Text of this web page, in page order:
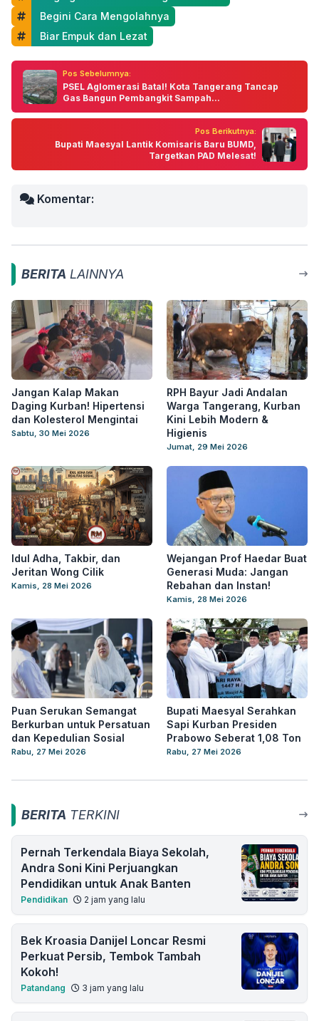
Begini Cara Mengolahnya
Biar Empuk dan Lezat
Pos Sebelumnya:
PSEL Aglomerasi Batal! Kota Tangerang Tancap
Gas Bangun Pembangkit Sampah...
Pos Berikutnya:
Bupati Maesyal Lantik Komisaris Baru BUMD,
Targetkan PAD Melesat!
Komentar:
BERITA LAINNYA
Jangan Kalap Makan
Daging Kurban! Hipertensi
dan Kolesterol Mengintai
Sabtu, 30 Mei 2026
RPH Bayur Jadi Andalan
Warga Tangerang, Kurban
Kini Lebih Modern &
Higienis
Jumat, 29 Mei 2026
Idul Adha, Takbir, dan
Jeritan Wong Cilik
Kamis, 28 Mei 2026
Wejangan Prof Haedar Buat
Generasi Muda: Jangan
Rebahan dan Instan!
Kamis, 28 Mei 2026
Puan Serukan Semangat
Berkurban untuk Persatuan
dan Kepedulian Sosial
Rabu, 27 Mei 2026
Bupati Maesyal Serahkan
Sapi Kurban Presiden
Prabowo Seberat 1,08 Ton
Rabu, 27 Mei 2026
BERITA TERKINI
Pernah Terkendala Biaya Sekolah,
Andra Soni Kini Perjuangkan
Pendidikan untuk Anak Banten
Pendidikan 2 jam yang lalu
Bek Kroasia Danijel Loncar Resmi
Perkuat Persib, Tembok Tambah
Kokoh!
Patandang 3 jam yang lalu